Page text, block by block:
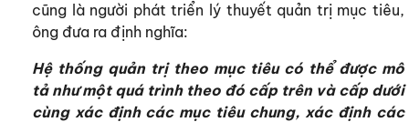
cũng là người phát triển lý thuyết quản trị mục tiêu,
ông đưa ra định nghĩa:
Hệ thống quản trị theo mục tiêu có thể được mô
tả như một quá trình theo đó cấp trên và cấp dưới
cùng xác định các mục tiêu chung, xác định các